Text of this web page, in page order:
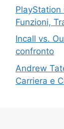
Funzioni,
Incall vs.
confronto
Andrew
Carriera e